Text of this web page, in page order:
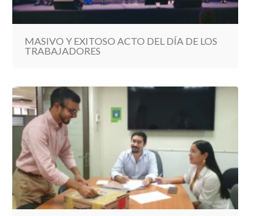
MASIVO Y EXITOSO ACTO DEL DÍA DE LOS
TRABAJADORES